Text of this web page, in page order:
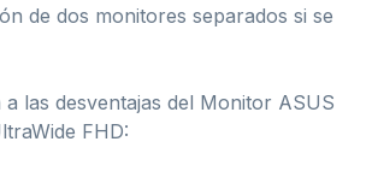
de dos monitores separados si se
a las desventajas del Monitor ASUS
FHD: